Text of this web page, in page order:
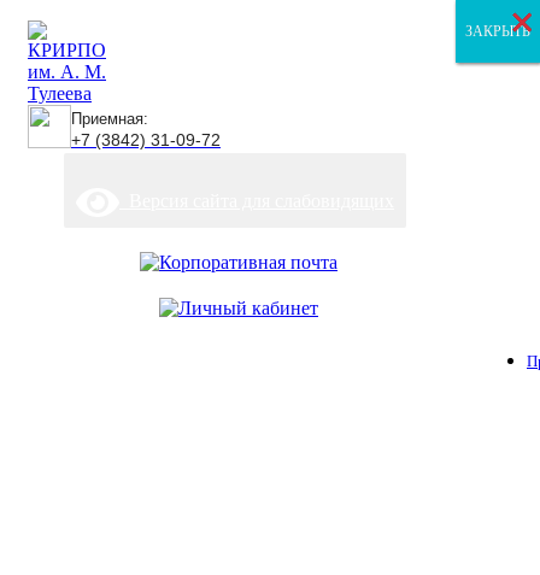
Приемная:
+7 (3842) 31-09-72
ЗАКРЫТЬ
ЗАКРЫТЬ
ЗАКРЫТЬ
×
×
×